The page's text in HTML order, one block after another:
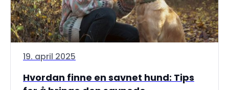
19. april 2025
Hvordan finne en savnet hund: Tips